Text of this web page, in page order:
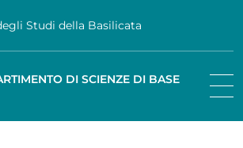
Studi della Basilicata
DI SCIENZE DI BASE